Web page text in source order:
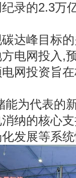
录的2.3万
达峰目标
电网投入,
网投资旨
能为代表的
纳的核心
发展等系